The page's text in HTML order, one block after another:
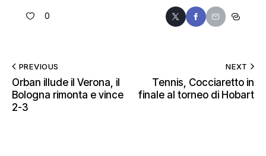
0
PREVIOUS
Orban illude il Verona, il
Bologna rimonta e vince
2-3
NEXT
Tennis, Cocciaretto in
finale al torneo di Hobart